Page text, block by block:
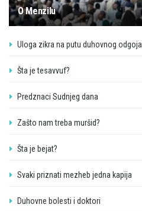
O Menzilu
Uloga zikra na putu duhovnog odgoja
Šta je tesavvuf?
Predznaci Sudnjeg dana
Zašto nam treba muršid?
Šta je bejat?
Svaki priznati mezheb jedna kapija
Duhovne bolesti i doktori